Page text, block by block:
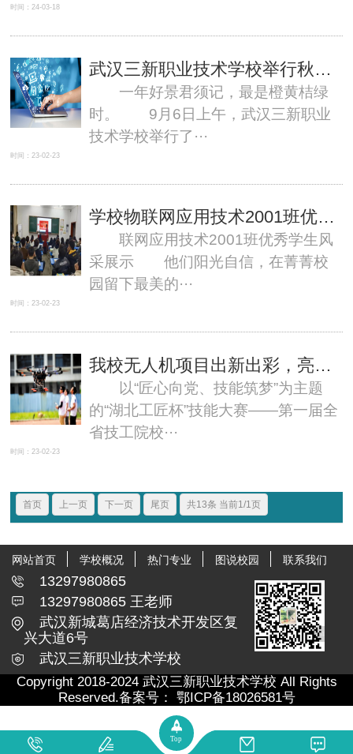
时间：24-03-18
武汉三新职业技术学校举行秋季学期升旗仪式
一年好景君须记，最是橙黄桔绿
时。 9月6日上午，武汉三新职业
技术学校举行了···
时间：23-02-23
学校物联网应用技术2001班优秀学生风采展示
联网应用技术2001班优秀学生风
采展示 他们阳光自信，在菁菁校
园留下最美的···
时间：23-02-23
我校无人机项目出新出彩，亮相“湖北工匠杯”技能大赛
以“匠心向党、技能筑梦”为主题
的“湖北工匠杯”技能大赛——第一届全
省技工院校···
时间：23-02-23
首页 上一页 下一页 尾页 共13条 当前1/1页
网站首页 学校概况 热门专业 图说校园 联系我们
13297980865
13297980865 王老师
武汉新城葛店经济技术开发区复
兴大道6号
武汉三新职业技术学校
Copyright 2018-2024 武汉三新职业技术学校 All Rights
Reserved.备案号：
鄂ICP备18026581号
Top